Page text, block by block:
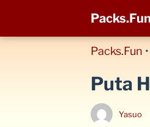
Packs.Fun
Packs.Fun •
Puta
Yasuo